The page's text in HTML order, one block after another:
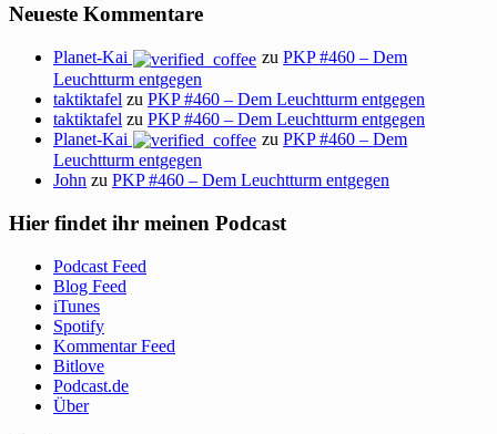
Neueste Kommentare
Planet-Kai zuPKP #460 – Dem
Leuchtturm entgegen
taktiktafel zu PKP #460 – Dem Leuchtturm entgegen
taktiktafel zu PKP #460 – Dem Leuchtturm entgegen
Planet-Kai
zuPKP #460 – Dem
Leuchtturm entgegen
John zu PKP #460 – Dem Leuchtturm entgegen
Hier findet ihr meinen Podcast
Podcast Feed
Blog Feed
iTunes
Spotify
Kommentar Feed
Bitlove
Podcast.de
Über